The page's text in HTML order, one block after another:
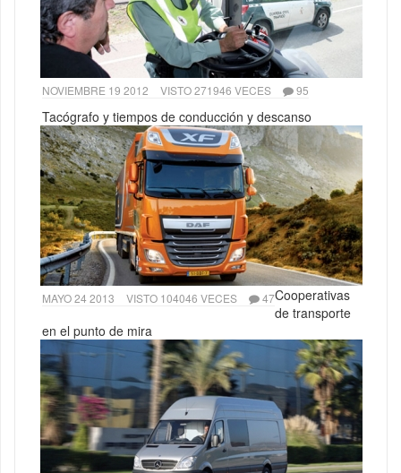
NOVIEMBRE 19 2012 VISTO 271946 VECES 95
Tacógrafo y tiempos de conducción y descanso
MAYO 24 2013 VISTO 104046 VECES 47Cooperativas
de transporte
en el punto de mira